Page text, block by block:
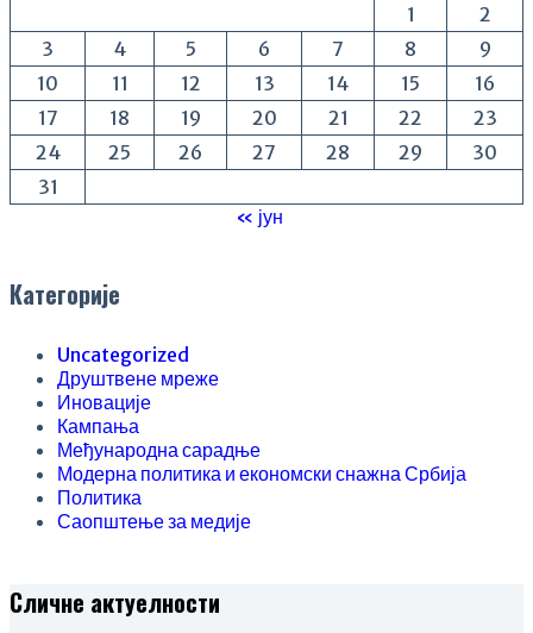
1
2
3
4 5 6 7 8
9
10
11 12 13 14 15
16
17
18 19 20 21 22
23
24
25 26 27 28 29
30
31
« јун
Категорије
Uncategorized
Друштвене мреже
Иновације
Кампања
Међународна сарадње
Модерна политика и економски снажна Србија
Политика
Саопштење за медије
Сличне актуелности